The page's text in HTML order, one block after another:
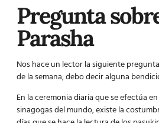
Pregunta
Parasha
Nos hace un lector la siguiente
de la semana, debo decir alguna
En la ceremonia diaria que se efectúa
sinagogas del mundo, existe la